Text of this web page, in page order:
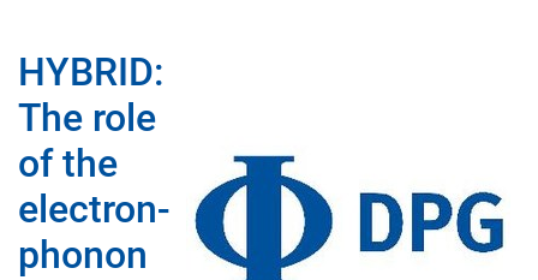
HYBRID:
The role
of the
electron-
phonon